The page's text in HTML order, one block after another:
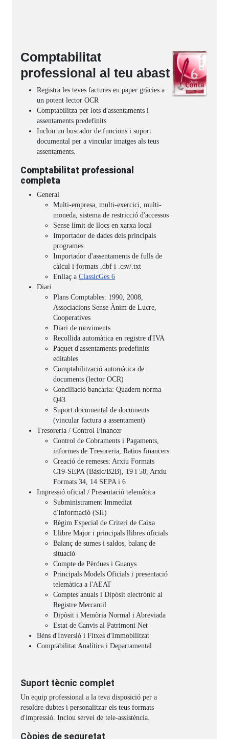
Comptabilitat
professional al teu abast
Registra les teves factures en paper gràcies a
un potent lector OCR
Comptabilitza per lots d'assentaments i
assentaments predefinits
Inclou un buscador de funcions i suport
documental per a vincular imatges als teus
assentaments.
Comptabilitat professional
completa
General
Multi-empresa, multi-exercici, multi-
moneda, sistema de restricció d'accessos
Sense límit de llocs en xarxa local
Importador de dades dels principals
programes
Importador d'assentaments de fulls de
càlcul i formats .dbf i .csv/.txt
Enllaç a ClassicGes 6
Diari
Plans Comptables: 1990, 2008,
Associacions Sense Ànim de Lucre,
Cooperatives
Diari de moviments
Recollida automàtica en registre d'IVA
Paquet d'assentaments predefinits
editables
Comptabilització automàtica de
documents (lector OCR)
Conciliació bancària: Quadern norma
Q43
Suport documental de documents
(vincular factura a assentament)
Tresoreria / Control Financer
Control de Cobraments i Pagaments,
informes de Tresoreria, Ratios financers
Creació de remeses: Arxiu Formats
C19-SEPA (Bàsic/B2B), 19 i 58, Arxiu
Formats 34, 14 SEPA i 6
Impressió oficial / Presentació telemàtica
Subministrament Immediat
d'Informació (SII)
Règim Especial de Criteri de Caixa
Llibre Major i principals llibres oficials
Balanç de sumes i saldos, balanç de
situació
Compte de Pèrdues i Guanys
Principals Models Oficials i presentació
telemàtica a l'AEAT
Comptes anuals i Dipòsit electrònic al
Registre Mercantil
Dipòsit i Memòria Normal i Abreviada
Estat de Canvis al Patrimoni Net
Béns d'Inversió i Fitxes d'Immobilitzat
Comptabilitat Analítica i Departamental
Suport tècnic complet
Un equip professional a la teva disposició per a
resoldre dubtes i personalitzar els teus formats
d'impressió. Inclou servei de tele-assistència.
Còpies de seguretat